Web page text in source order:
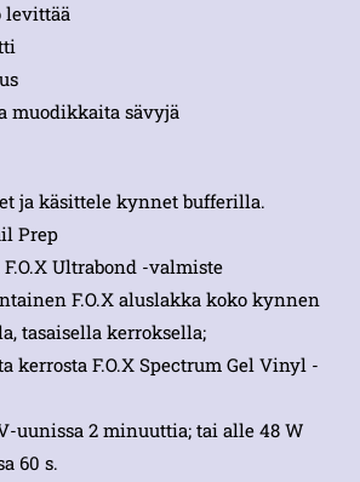
levittää
muodikkaita sävyjä
ja käsittele kynnet bufferilla.
Prep
Ultrabond -valmiste
F.O.X aluslakka koko kynnen
tasaisella kerroksella;
kerrosta F.O.X Spectrum Gel Vinyl -
uunissa 2 minuuttia; tai alle 48 W
60 s.